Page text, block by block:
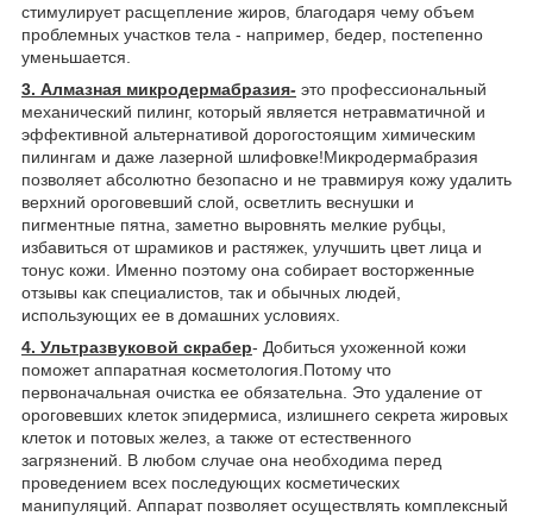
стимулирует расщепление жиров, благодаря чему объем
проблемных участков тела - например, бедер, постепенно
уменьшается.
3. Алмазная микродермабразия- это профессиональный
механический пилинг, который является нетравматичной и
эффективной альтернативой дорогостоящим химическим
пилингам и даже лазерной шлифовке!Микродермабразия
позволяет абсолютно безопасно и не травмируя кожу удалить
верхний ороговевший слой, осветлить веснушки и
пигментные пятна, заметно выровнять мелкие рубцы,
избавиться от шрамиков и растяжек, улучшить цвет лица и
тонус кожи. Именно поэтому она собирает восторженные
отзывы как специалистов, так и обычных людей,
использующих ее в домашних условиях.
4. Ультразвуковой скрабер- Добиться ухоженной кожи
поможет аппаратная косметология.Потому что
первоначальная очистка ее обязательна. Это удаление от
ороговевших клеток эпидермиса, излишнего секрета жировых
клеток и потовых желез, а также от естественного
загрязнений. В любом случае она необходима перед
проведением всех последующих косметических
манипуляций. Аппарат позволяет осуществлять комплексный